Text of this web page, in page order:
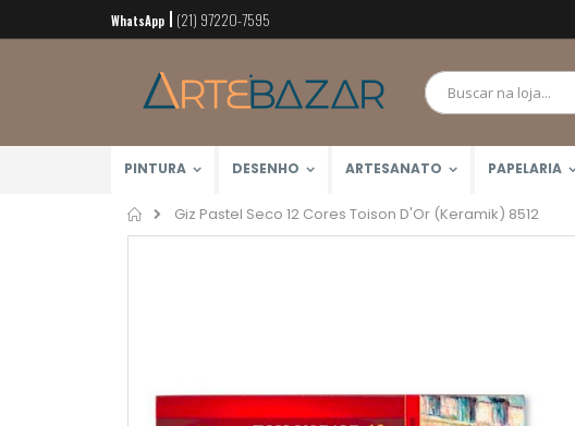
Pular
para
conteúdo
WhatsApp (21) 97220-7595
PINTURA DESENHO ARTESANATO PAPELARIA
Home
Giz Pastel Seco 12 Cores Toison D'Or (Keramik) 8512
Pular